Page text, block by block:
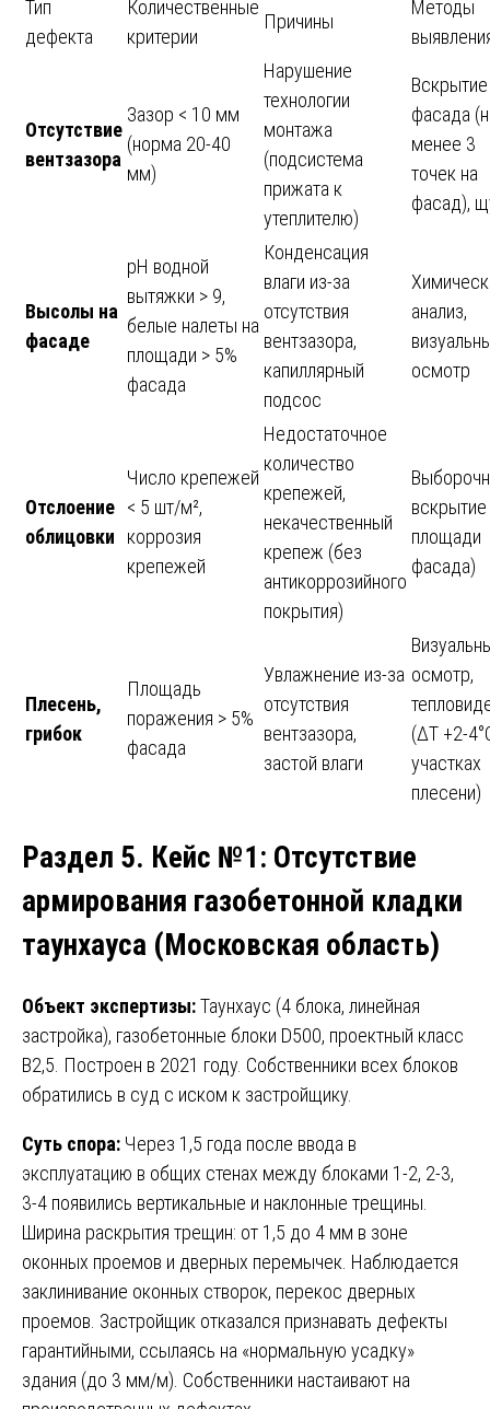
Тип
дефекта
Количественные
критерии
Причины
Методы
Отсутствие
вентзазора
Зазор < 10 мм
(норма 20-40
мм)
Нарушение
технологии
монтажа
(подсистема
прижата к
утеплителю)
Вскрытие
фасада
менее 3
точек на
фасад),
Высолы на
фасаде
pH водной
вытяжки > 9,
белые налеты на
площади > 5%
фасада
Конденсация
влаги из-за
отсутствия
вентзазора,
капиллярный
подсос
анализ,
осмотр
Отслоение
облицовки
Число крепежей
< 5 шт/м²,
коррозия
крепежей
Недостаточное
количество
крепежей,
некачественный
крепеж (без
антикоррозийного
покрытия)
вскрытие
площади
фасада)
Плесень,
грибок
Площадь
поражения > 5%
фасада
Увлажнение из-за
отсутствия
вентзазора,
застой влаги
осмотр,
(ΔT +2-
участках
плесени)
Раздел 5. Кейс №1: Отсутствие
армирования газобетонной кладки
таунхауса (Московская область)
Объект экспертизы:Таунхаус (4 блока, линейная
застройка), газобетонные блоки D500, проектный класс
B2,5. Построен в 2021 году. Собственники всех блоков
обратились в суд с иском к застройщику.
Суть спора: Через 1,5 года после ввода в
эксплуатацию в общих стенах между блоками 1-2, 2-3,
3-4 появились вертикальные и наклонные трещины.
Ширина раскрытия трещин: от 1,5 до 4 мм в зоне
оконных проемов и дверных перемычек. Наблюдается
заклинивание оконных створок, перекос дверных
проемов. Застройщик отказался признавать дефекты
гарантийными, ссылаясь на «нормальную усадку»
здания (до 3 мм/м). Собственники настаивают на